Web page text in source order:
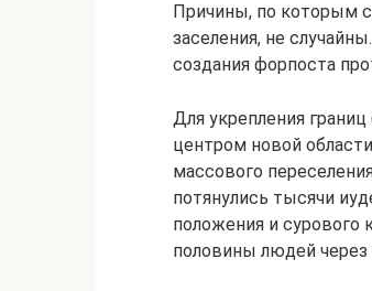
Причины, по которым
заселения, не
создания форпоста
Для укрепления
центром новой
массового
потянулись тысячи
положения и сурового
половины людей через